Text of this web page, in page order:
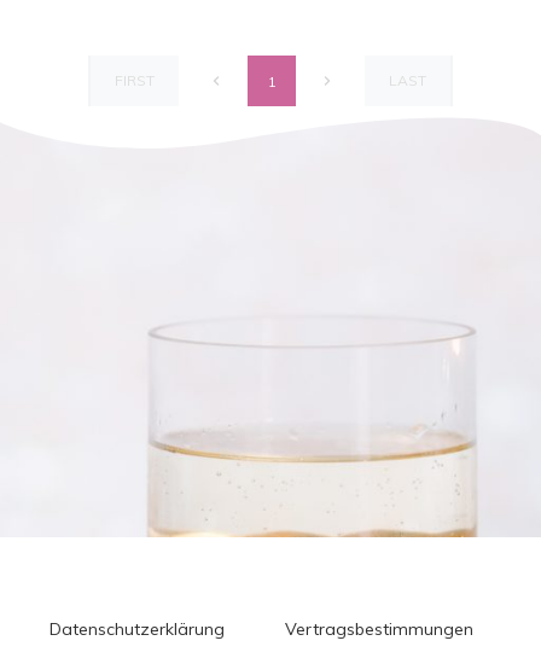
FIRST 1 LAST
Datenschutzerklärung
Vertragsbestimmungen